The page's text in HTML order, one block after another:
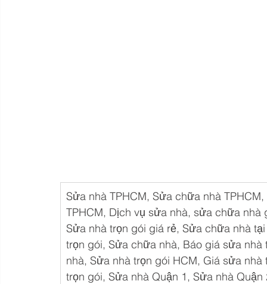
Sửa nhà TPHCM, Sửa chữa nhà
TPHCM, Dịch vụ sửa nhà, sửa chữa
Sửa nhà trọn gói giá rẻ, Sửa chữa nhà
trọn gói, Sửa chữa nhà, Báo giá sửa
nhà, Sửa nhà trọn gói HCM, Giá sửa
trọn gói, Sửa nhà Quận 1, Sửa nhà